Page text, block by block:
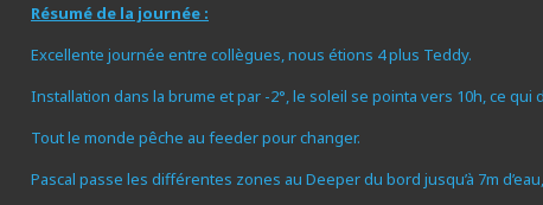
Résumé de la journée :
Excellente journée entre collègues, nous étions 4 plus Teddy.
Installation dans la brume et par -2°, le soleil se pointa vers 10h, ce
Tout le monde pêche au feeder pour changer.
Pascal passe les différentes zones au Deeper du bord jusqu’à 7m